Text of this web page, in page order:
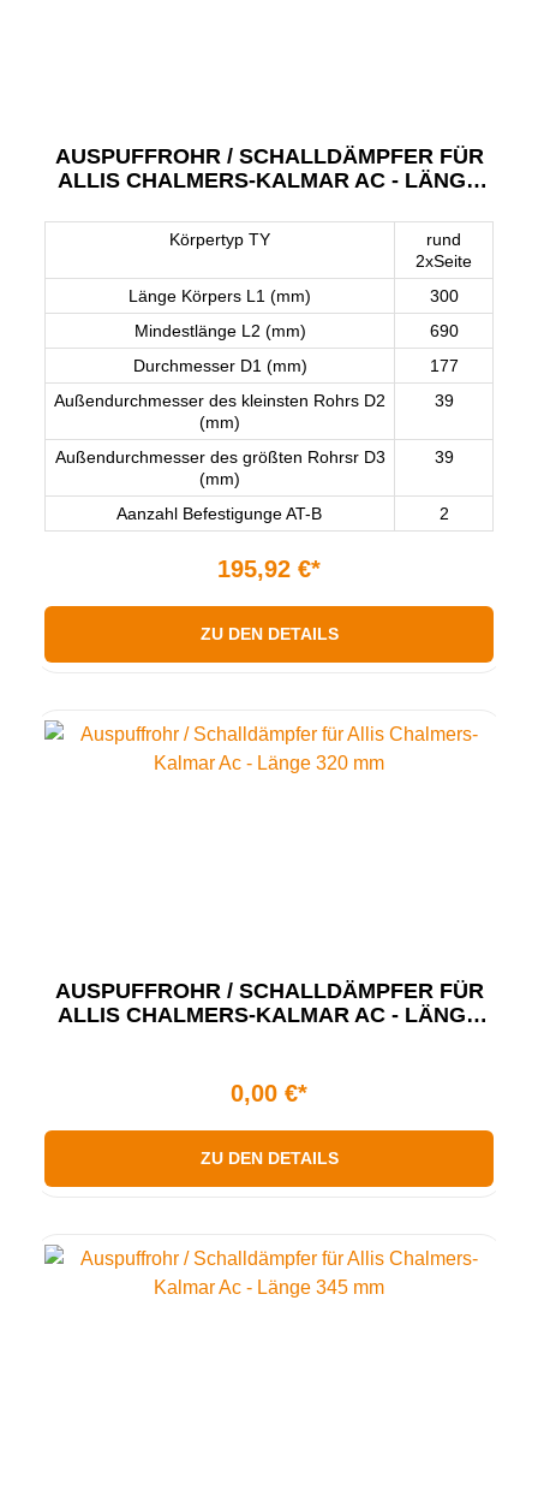
AUSPUFFROHR / SCHALLDÄMPFER FÜR
ALLIS CHALMERS-KALMAR AC - LÄNGE
Körpertyp TY
rund
2xSeite
Länge Körpers L1 (mm)
300
Mindestlänge L2 (mm)
690
Durchmesser D1 (mm)
177
Außendurchmesser des kleinsten Rohrs D2
(mm)
39
Außendurchmesser des größten Rohrsr D3
(mm)
39
Aanzahl Befestigunge AT-B 2
195,92 €*
ZU DEN DETAILS
AUSPUFFROHR / SCHALLDÄMPFER FÜR
ALLIS CHALMERS-KALMAR AC - LÄNGE
0,00 €*
ZU DEN DETAILS